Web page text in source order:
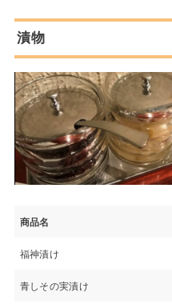
漬物
商品名
福神漬け
青しその実漬け